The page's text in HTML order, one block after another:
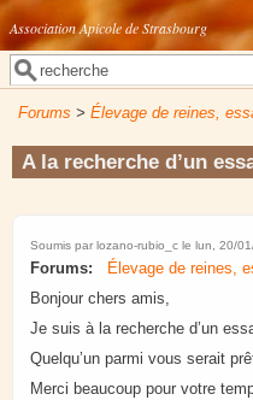
Association Apicole de Strasbourg
Formulaire de recherche
Rechercher
Forums > Élevage de reines,
A la recherche d’un
Soumis par lozano-rubio_c le lun, 20/
Forums:
Élevage de reines,
Bonjour chers amis,
Je suis à la recherche d’un
Quelqu’un parmi vous serait
Merci beaucoup pour votre